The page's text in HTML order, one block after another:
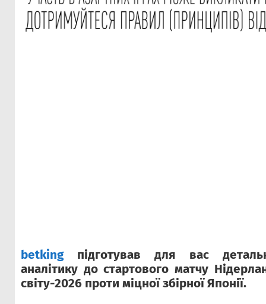
betkingпідготував для вас
аналітику до стартового матчу
світу-2026 проти міцної збірної Японії.